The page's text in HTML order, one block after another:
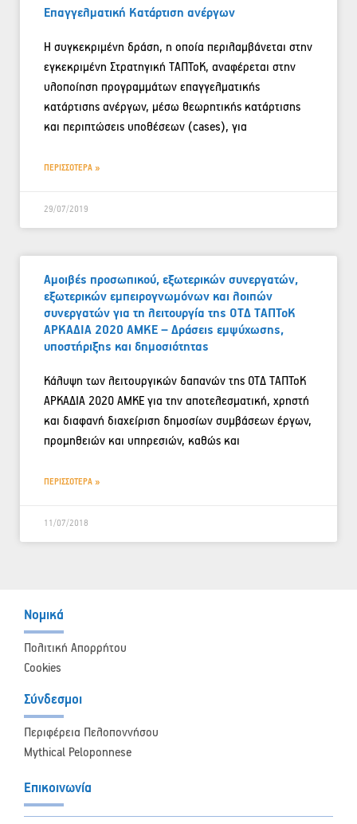
Επαγγελματική Κατάρτιση ανέργων
Η συγκεκριμένη δράση, η οποία περιλαμβάνεται στην
εγκεκριμένη Στρατηγική ΤΑΠΤοΚ, αναφέρεται στην
υλοποίηση προγραμμάτων επαγγελματικής
κατάρτισης ανέργων, μέσω θεωρητικής κατάρτισης
και περιπτώσεις υποθέσεων (cases), για
ΠΕΡΙΣΣΟΤΕΡΑ »
29/07/2019
Αμοιβές προσωπικού, εξωτερικών συνεργατών,
εξωτερικών εμπειρογνωμόνων και λοιπών
συνεργατών για τη λειτουργία της ΟΤΔ ΤΑΠΤοΚ
ΑΡΚΑΔΙΑ 2020 ΑΜΚΕ – Δράσεις εμψύχωσης,
υποστήριξης και δημοσιότητας
Κάλυψη των λειτουργικών δαπανών της ΟΤΔ ΤΑΠΤοΚ
ΑΡΚΑΔΙΑ 2020 ΑΜΚΕ για την αποτελεσματική, χρηστή
και διαφανή διαχείριση δημοσίων συμβάσεων έργων,
προμηθειών και υπηρεσιών, καθώς και
ΠΕΡΙΣΣΟΤΕΡΑ »
11/07/2018
Νομικά
Πολιτική Απορρήτου
Cookies
Σύνδεσμοι
Περιφέρεια Πελοποννήσου
Mythical Peloponnese
Επικοινωνία